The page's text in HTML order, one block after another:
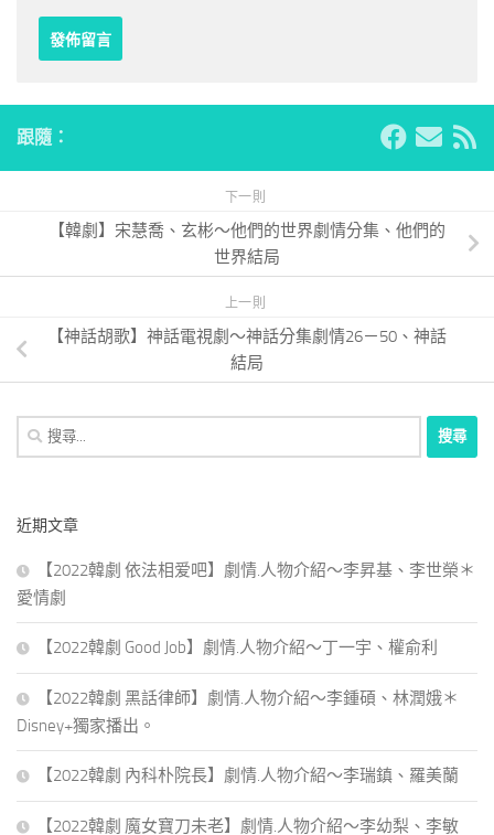
跟隨：
下一則
【韓劇】宋慧喬、玄彬～他們的世界劇情分集、他們的
世界結局
上一則
【神話胡歌】神話電視劇～神話分集劇情26－50、神話
結局
搜
尋
字:
近期文章
【2022韓劇 依法相爱吧】劇情.人物介紹～李昇基、李世榮＊
愛情劇
【2022韓劇 Good Job】劇情.人物介紹～丁一宇、權俞利
【2022韓劇 黑話律師】劇情.人物介紹～李鍾碩、林潤娥＊
Disney+獨家播出。
【2022韓劇 內科朴院長】劇情.人物介紹～李瑞鎮、羅美蘭
【2022韓劇 魔女寶刀未老】劇情.人物介紹～李幼梨、李敏